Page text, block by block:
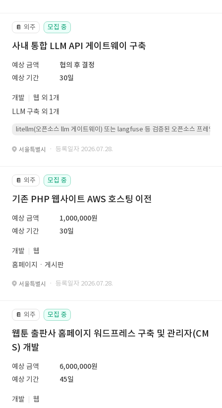
📔 외주 모집 중
사내 통합 LLM API 게이트웨이 구축
예상 금액
협의 후 결정
예상 기간
30일
개발
웹 외 1개
LLM 구축 외 1개
litellm(오픈소스 llm 게이트웨이) 또는 langfuse 등 검증된 오픈소스 프레임워
서울특별시 · 등록일자 2026.07.28.
📔 외주 모집 중
기존 PHP 웹사이트 AWS 호스팅 이전
예상 금액
1,000,000원
예상 기간
30일
개발
웹
홈페이지ㆍ게시판
서울특별시 · 등록일자 2026.07.28.
📔 외주 모집 중
웹툰 출판사 홈페이지 워드프레스 구축 및 관리자(CM
S) 개발
예상 금액
6,000,000원
예상 기간
45일
개발
웹